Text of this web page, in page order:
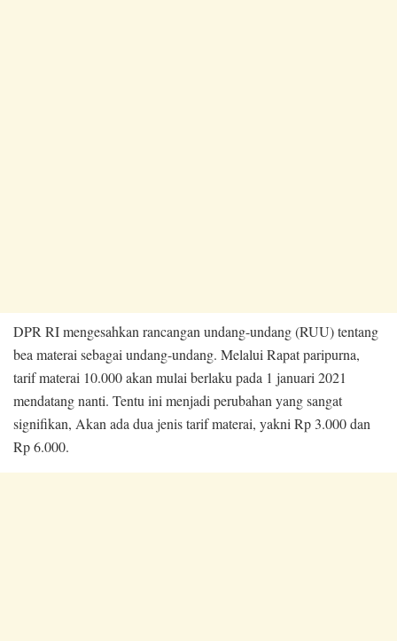
DPR RI mengesahkan rancangan undang-undang (RUU) tentang
bea materai sebagai undang-undang. Melalui Rapat paripurna,
tarif materai 10.000 akan mulai berlaku pada 1 januari 2021
mendatang nanti. Tentu ini menjadi perubahan yang sangat
signifikan, Akan ada dua jenis tarif materai, yakni Rp 3.000 dan
Rp 6.000.